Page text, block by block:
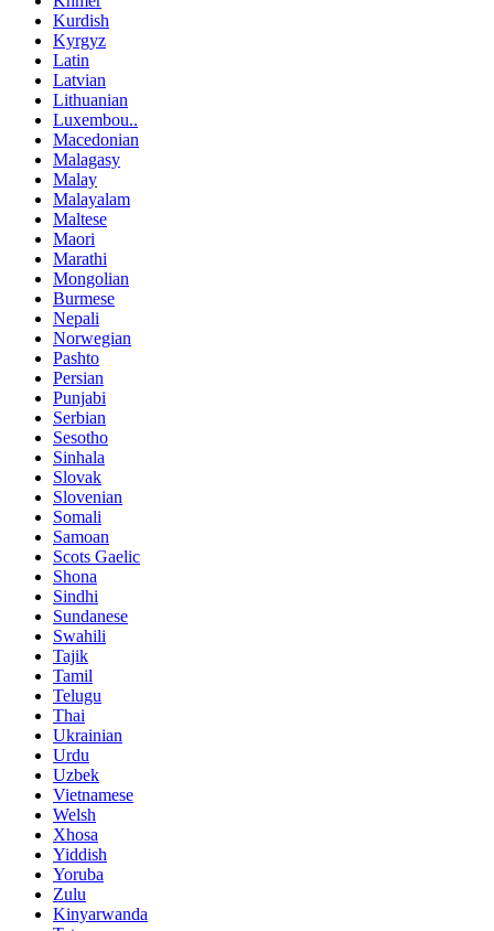
Kurdish
Kyrgyz
Latin
Latvian
Lithuanian
Luxembou..
Macedonian
Malagasy
Malay
Malayalam
Maltese
Maori
Marathi
Mongolian
Burmese
Nepali
Norwegian
Pashto
Persian
Punjabi
Serbian
Sesotho
Sinhala
Slovak
Slovenian
Somali
Samoan
Scots Gaelic
Shona
Sindhi
Sundanese
Swahili
Tajik
Tamil
Telugu
Thai
Ukrainian
Urdu
Uzbek
Vietnamese
Welsh
Xhosa
Yiddish
Yoruba
Zulu
Kinyarwanda